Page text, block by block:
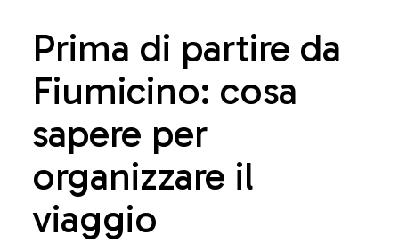
Prima di partire da
Fiumicino: cosa
sapere per
organizzare il
viaggio